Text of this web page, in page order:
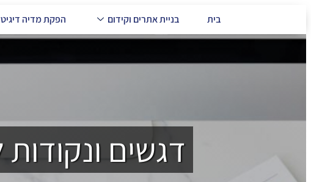
בית בניית אתרים וקידום הפקת מדיה
דגשים